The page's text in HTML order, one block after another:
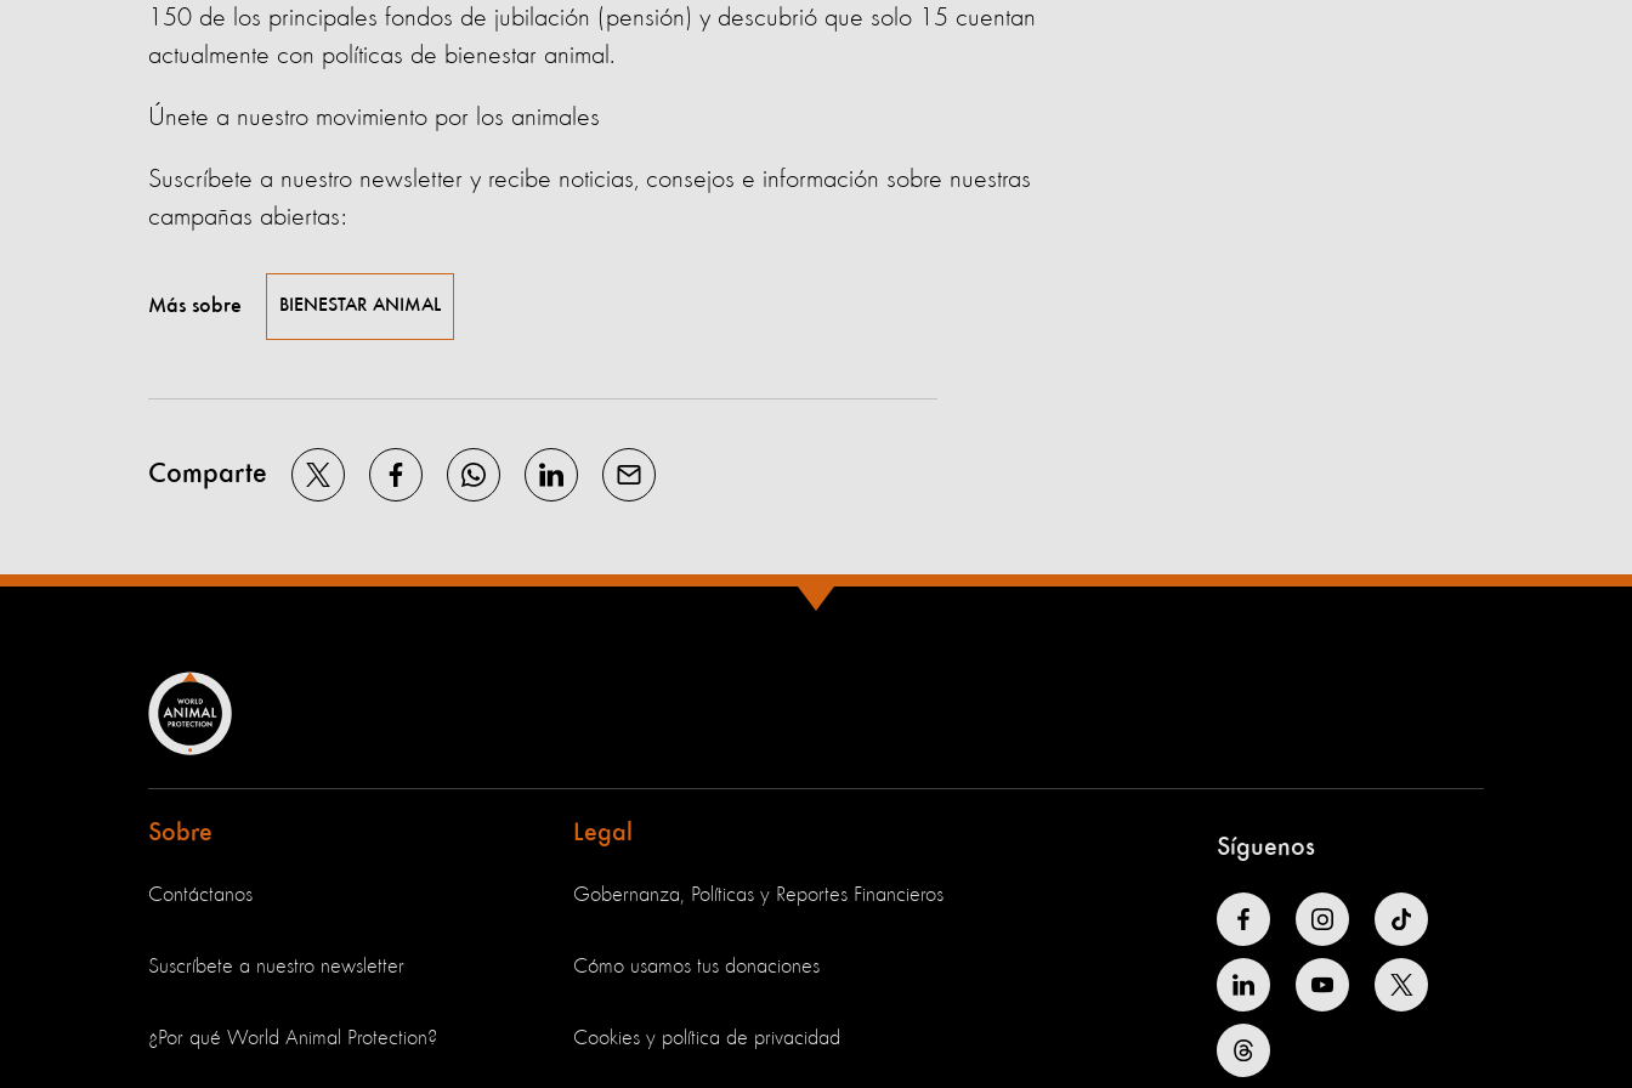
150 de los principales fondos de jubilación (pensión) y descubrió que solo 15 cuentan
actualmente con políticas de bienestar animal.
Únete a nuestro movimiento por los animales
Suscríbete a nuestro newsletter y recibe noticias, consejos e información sobre nuestras
campañas abiertas:
Más sobre BIENESTAR ANIMAL
Comparte
Sobre
Contáctanos
Suscríbete a nuestro newsletter
¿Por qué World Animal Protection?
Legal
Gobernanza, Políticas y Reportes Financieros
Cómo usamos tus donaciones
Cookies y política de privacidad
Síguenos